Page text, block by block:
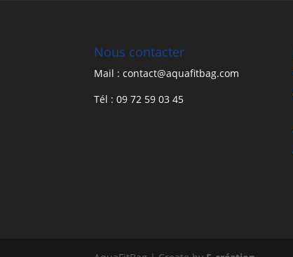
Nous contacter
Mail : contact@aquafitbag.com
Tél : 09 72 59 03 45